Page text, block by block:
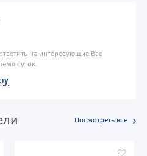
на интересующие Вас
суток.
Посмотреть все